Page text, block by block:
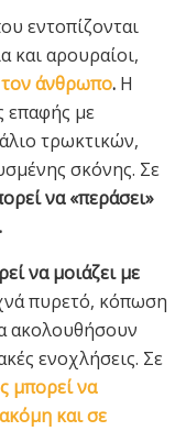
εντοπίζονται
και αρουραίοι,
άνθρωπο. Η
επαφής με
τρωκτικών,
σκόνης. Σε
να «περάσει»
να μοιάζει με
πυρετό, κόπωση
ακολουθήσουν
ενοχλήσεις. Σε
μπορεί να
και σε